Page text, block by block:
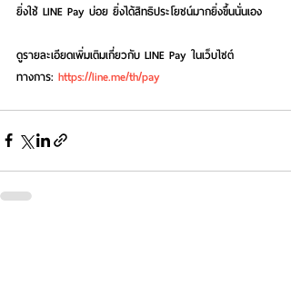
ยิ่งใช้ LINE Pay บ่อย ยิ่งได้สิทธิประโยชน์มากยิ่งขึ้นนั่นเอง
ดูรายละเอียดเพิ่มเติมเกี่ยวกับ LINE Pay ในเว็บไซต์
ทางการ: https://line.me/th/pay